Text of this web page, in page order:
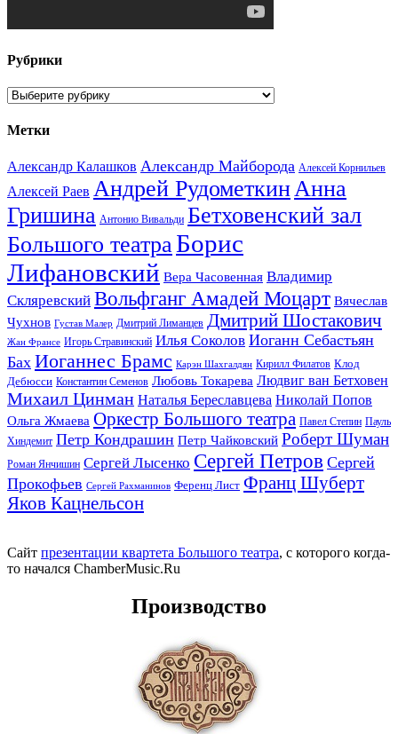
Рубрики
Рубрики
Метки
Александр Калашков Александр Майборода Алексей Корнильев
Алексей Раев Андрей РудометкинАнна
Гришина Антонио Вивальди Бетховенский зал
Большого театраБорис
Лифановский Вера Часовенная Владимир
Скляревский Вольфганг Амадей Моцарт Вячеслав
Чухнов Густав Малер Дмитрий Лиманцев Дмитрий Шостакович
Жан Франсе Игорь Стравинский Илья Соколов Иоганн Себастьян
Бах Иоганнес Брамс Карэн Шахгалдян Кирилл Филатов Клод
Дебюсси Константин Семенов Любовь Токарева Людвиг ван Бетховен
Михаил Цинман Наталья Береславцева Николай Попов
Ольга Жмаева Оркестр Большого театра Павел Степин Пауль
Хиндемит Петр Кондрашин Петр Чайковский Роберт Шуман
Роман Янчишин Сергей Лысенко Сергей Петров Сергей
Прокофьев Сергей Рахманинов Ференц Лист Франц Шуберт
Яков Кацнельсон
Сайт презентации квартета Большого театра, с которого когда-
то начался ChamberMusic.Ru
Производство